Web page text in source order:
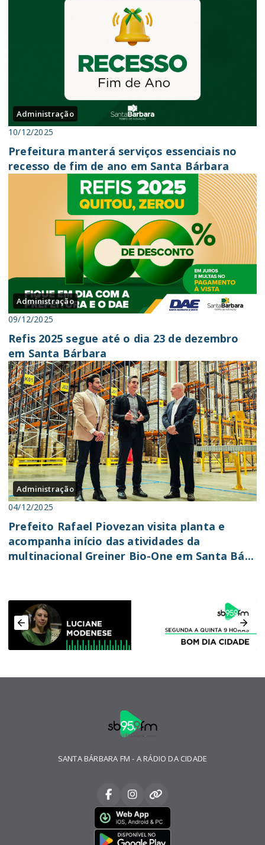
Administração
10/12/2025
Prefeitura manterá serviços essenciais no
recesso de fim de ano em Santa Bárbara
Administração
09/12/2025
Refis 2025 segue até o dia 23 de dezembro
em Santa Bárbara
Administração
04/12/2025
Prefeito Rafael Piovezan visita planta e
acompanha início das atividades da
multinacional Greiner Bio-One em Santa Bá...
SANTA BÁRBARA FM - A RÁDIO DA CIDADE